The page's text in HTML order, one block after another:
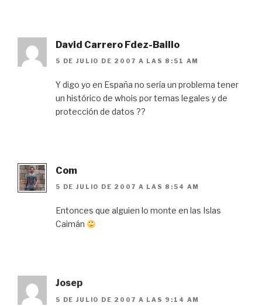
David Carrero Fdez-Baillo
5 DE JULIO DE 2007 A LAS 8:51 AM
Y digo yo en España no sería un problema tener
un histórico de whois por temas legales y de
protección de datos ??
Com
5 DE JULIO DE 2007 A LAS 8:54 AM
Entonces que alguien lo monte en las Islas
Caimán
Josep
5 DE JULIO DE 2007 A LAS 9:14 AM